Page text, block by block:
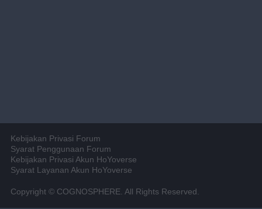
Kebijakan Privasi Forum
Syarat Penggunaan Forum
Kebijakan Privasi Akun HoYoverse
Syarat Layanan Akun HoYoverse
Copyright © COGNOSPHERE. All Rights Reserved.